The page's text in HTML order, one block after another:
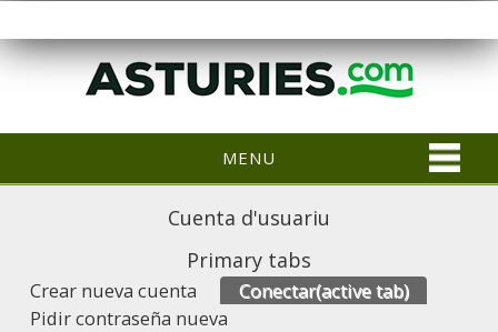
MENU
Cuenta d'usuariu
Primary tabs
Crear nueva cuenta Conectar(active tab)
Pidir contraseña nueva